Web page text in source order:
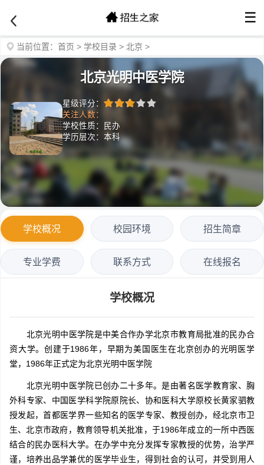
☰
当前位置： 首页 > 学校目录 > 北京 >
北京光明中医学院
星级评分：
关注人数：
学校性质：民办
学历层次：本科
学校概况 校园环境 招生简章
专业学费 联系方式 在线报名
学校概况
北京光明中医学院是中美合作办学北京市教育局批准的民办合
资大学。创建于1986年，早期为美国医生在北京创办的光明医学
堂，1986年正式定为北京光明中医学院
北京光明中医学院已创办二十多年。是由著名医学教育家、胸
外科专家、中国医学科学院原院长、协和医科大学原校长黄家驷教
授发起，首都医学界一些知名的医学专家、教授创办，经北京市卫
生、北京市政府，教育领导机关批准，于1986年成立的一所中西医
结合的民办医科大学。在办学中充分发挥专家教授的优势，治学严
谨，培养出品学兼优的医学毕业生，得到社会的认可，并受到用人